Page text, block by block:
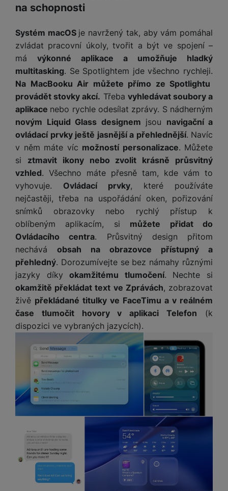
e
r
a
p
o
č
ít
a
č
é
i
d
H
e
r
ní
m
e
n
p
o
ít
a
č
o
v
č
D
r
ž
á
p
r
o
t
e
e
z
e
e
č
k
y
p
r
o
F
a
e
d
i
o
d
á
t
o
v
o
w
e
r
b
n
P
b
a
n
k
y
p
r
o
v
a
z
a
z
ě
o
k
a
r
t
y
M
ic
S
H
C
ic
r
o
S
D
X
S
t
y
l
u
M
ul
ti
é
di
J
e
d
n
o
á
z
o
a
t
ri
na schopnosti
Systém macOS je navržený tak, aby vám pomáhal
zvládat pracovní úkoly, tvořit a být ve spojení –
má výkonné aplikace a umožňuje hladký
multitasking. Se Spotlightem jde všechno rychleji.
Na MacBooku Air můžete přímo ze Spotlightu
provádět stovky akcí. Třeba vyhledávat soubory a
aplikace nebo rychle odesílat zprávy. S nádherným
novým Liquid Glass designem jsou navigační a
ovládací prvky ještě jasnější a přehlednější. Navíc
v něm máte víc možností personalizace. Můžete
si ztmavit ikony nebo zvolit krásně průsvitný
vzhled. Všechno máte přesně tam, kde vám to
vyhovuje. Ovládací prvky, které používáte
nejčastěji, třeba na uspořádání oken, pořizování
snímků obrazovky nebo rychlý přístup k
oblíbeným aplikacím, si můžete přidat do
Ovládacího centra. Průsvitný design přitom
nechává obsah na obrazovce přístupný a
přehledný. Dorozumívejte se bez námahy různými
jazyky díkyokamžitému tlumočení. Nechte si
okamžitě překládat text ve Zprávách, zobrazovat
živě překládané titulky ve FaceTimu a v reálném
čase tlumočit hovory v aplikaci Telefon (k
dispozici ve vybraných jazycích).